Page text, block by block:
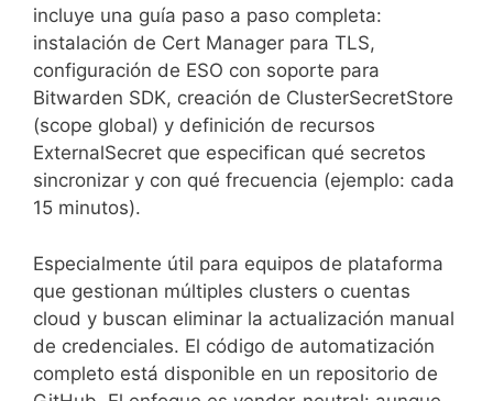
incluye una guía paso a paso completa:
instalación de Cert Manager para TLS,
configuración de ESO con soporte para
Bitwarden SDK, creación de ClusterSecretStore
(scope global) y definición de recursos
ExternalSecret que especifican qué secretos
sincronizar y con qué frecuencia (ejemplo: cada
15 minutos).
Especialmente útil para equipos de plataforma
que gestionan múltiples clusters o cuentas
cloud y buscan eliminar la actualización manual
de credenciales. El código de automatización
completo está disponible en un repositorio de